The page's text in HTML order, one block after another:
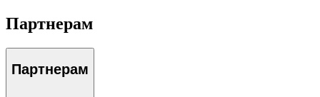
Партнерам
Партнерам